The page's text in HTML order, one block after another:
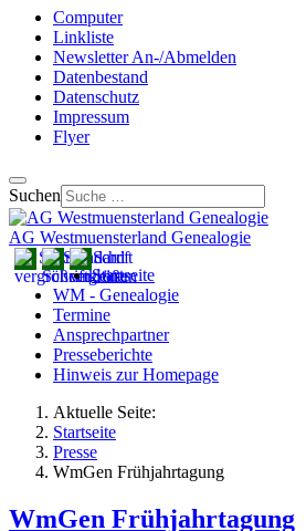
Computer
Linkliste
Newsletter An-/Abmelden
Datenbestand
Datenschutz
Impressum
Flyer
Suchen
AG Westmuensterland Genealogie
Startseite
WM - Genealogie
Termine
Ansprechpartner
Presseberichte
Hinweis zur Homepage
Aktuelle Seite:
Startseite
Presse
WmGen Frühjahrtagung
WmGen Frühjahrtagung